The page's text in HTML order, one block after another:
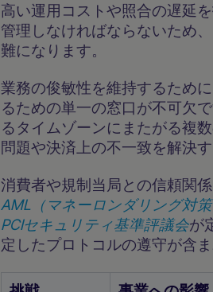
高い運用コストや照合の遅延
管理しなければならないため
難になります。
業務の俊敏性を維持するため
るための単一の窓口が不可欠
るタイムゾーンにまたがる複
問題や決済上の不一致を解決
消費者や規制当局との信頼関係
AML（マネーロンダリング対
PCIセキュリティ基準評議会が
定したプロトコルの遵守が含ま